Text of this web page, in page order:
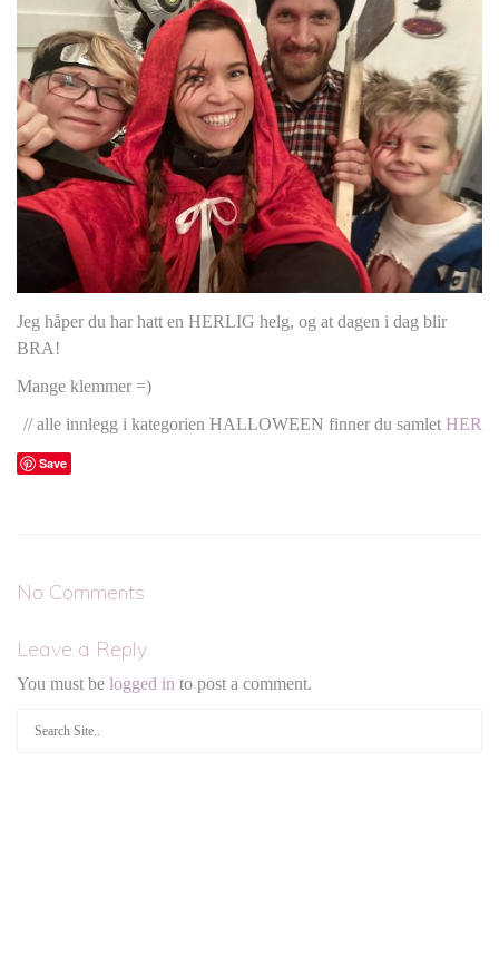
Jeg håper du har hatt en HERLIG helg, og at dagen i dag blir
BRA!
Mange klemmer =)
// alle innlegg i kategorien HALLOWEEN finner du samlet HER
Save
No Comments
Leave a Reply
You must be logged in to post a comment.